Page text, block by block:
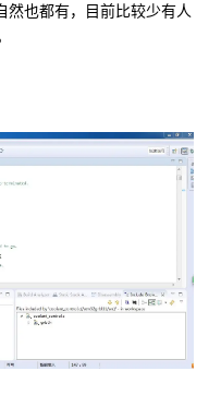
然也都有，目前比较少有人